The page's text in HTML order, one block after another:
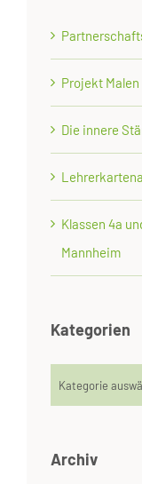
Projekt Malen
Die innere
Klassen 4a
Mannheim
Kategorien
Kategorien
Archiv